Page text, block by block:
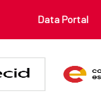
Data Portal